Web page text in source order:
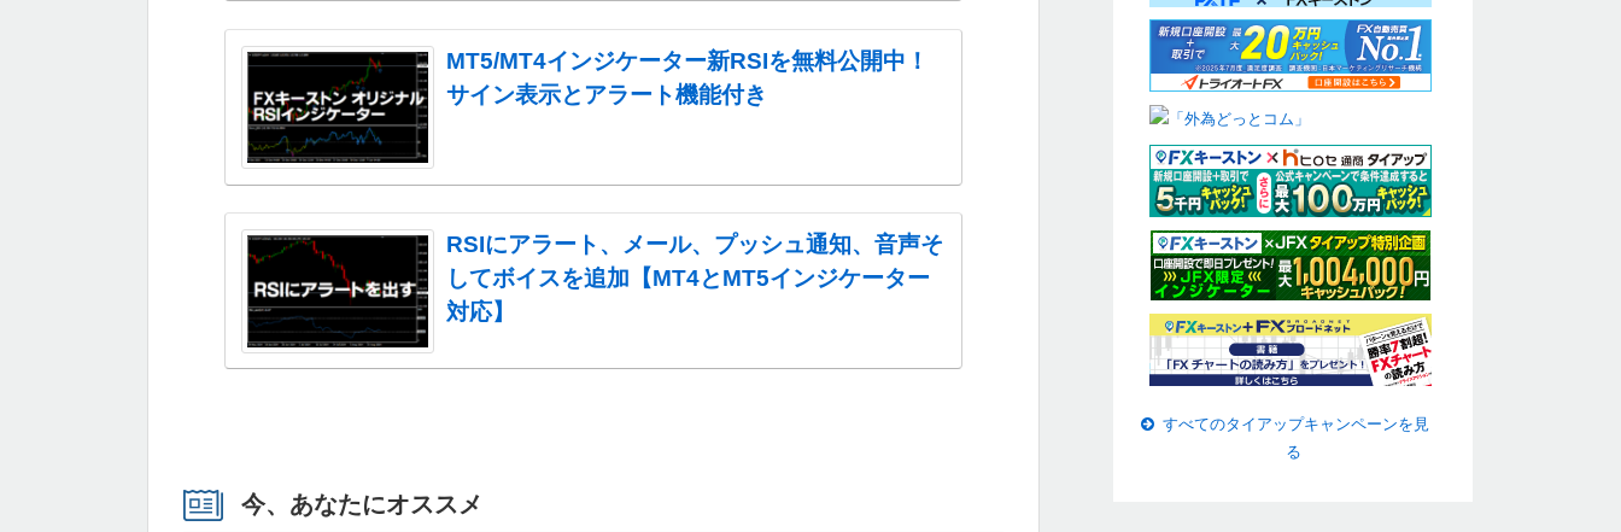
MT5/MT4インジケーター新RSIを無料公開中！
サイン表示とアラート機能付き
RSIにアラート、メール、プッシュ通知、音声そ
してボイスを追加【MT4とMT5インジケーター
対応】
今、あなたにオススメ
すべてのタイアップキャンペーンを見
る